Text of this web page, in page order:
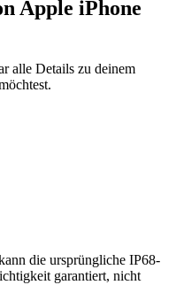
Apple iPhone
alle Details zu deinem
die ursprüngliche IP68-
garantiert, nicht